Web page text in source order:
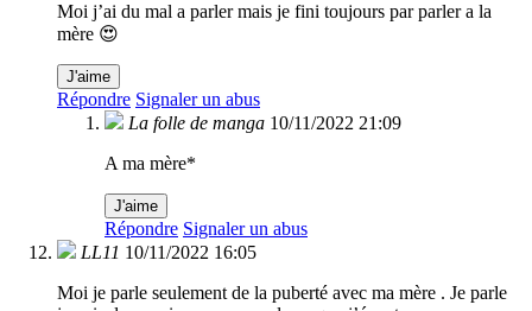
Moi j’ai du mal a parler mais je fini toujours par parler a la
mère 😍
J'aime
Répondre Signaler un abus
La folle de manga 10/11/2022 21:09
A ma mère*
J'aime
Répondre Signaler un abus
LL11 10/11/2022 16:05
Moi je parle seulement de la puberté avec ma mère . Je parle